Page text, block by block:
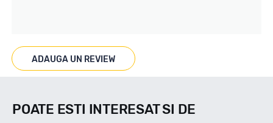
Marcaje
ADAUGA UN REVIEW
POATE ESTI INTERESAT SI DE